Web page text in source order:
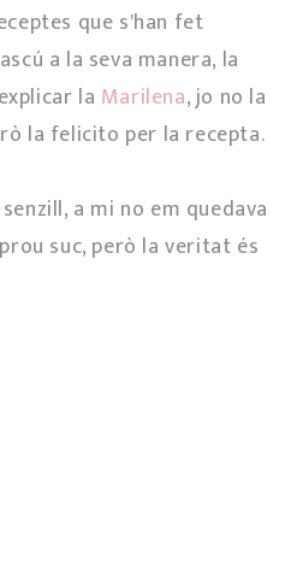
que s'han fet
a la seva manera, la
la Marilena, jo no la
la felicito per la recepta.
a mi no em quedava
suc, però la veritat és